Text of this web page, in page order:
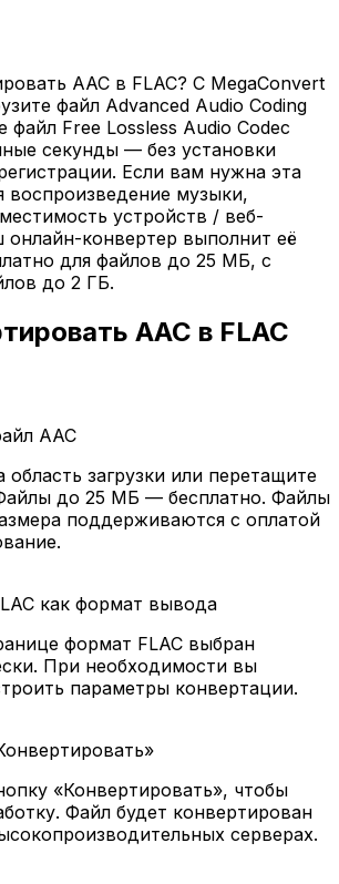
AAC в FLAC? С MegaConvert
файл Advanced Audio Coding
файл Free Lossless Audio Codec
секунды — без установки
Если вам нужна эта
воспроизведение музыки,
устройств / веб-
онлайн-конвертер выполнит её
для файлов до 25 МБ, с
до 2 ГБ.
AAC в FLAC
AAC
загрузки или перетащите
до 25 МБ — бесплатно. Файлы
поддерживаются с оплатой
как формат вывода
формат FLAC выбран
При необходимости вы
параметры конвертации.
«Конвертировать», чтобы
Файл будет конвертирован
серверах.